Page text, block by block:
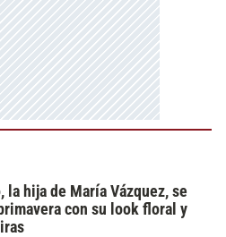
la hija de María Vázquez, se
con su look floral y